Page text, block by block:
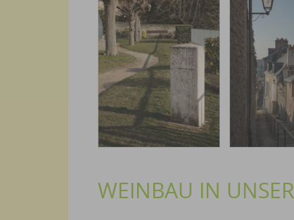
WEINBAU IN